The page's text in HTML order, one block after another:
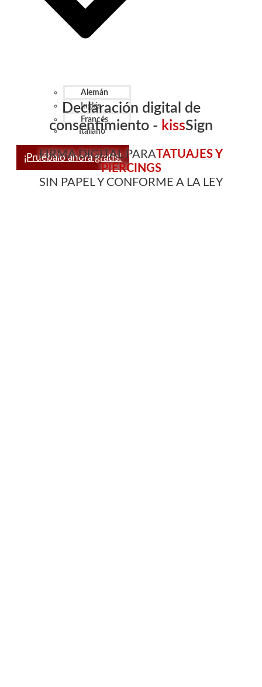
Alemán
Inglés
Francés
Italiano
¡Pruébalo ahora gratis!
Declaración digital de
consentimiento - kissSign
FIRMA DIGITAL PARATATUAJES Y
PIERCINGS
SIN PAPEL Y CONFORME A LA LEY